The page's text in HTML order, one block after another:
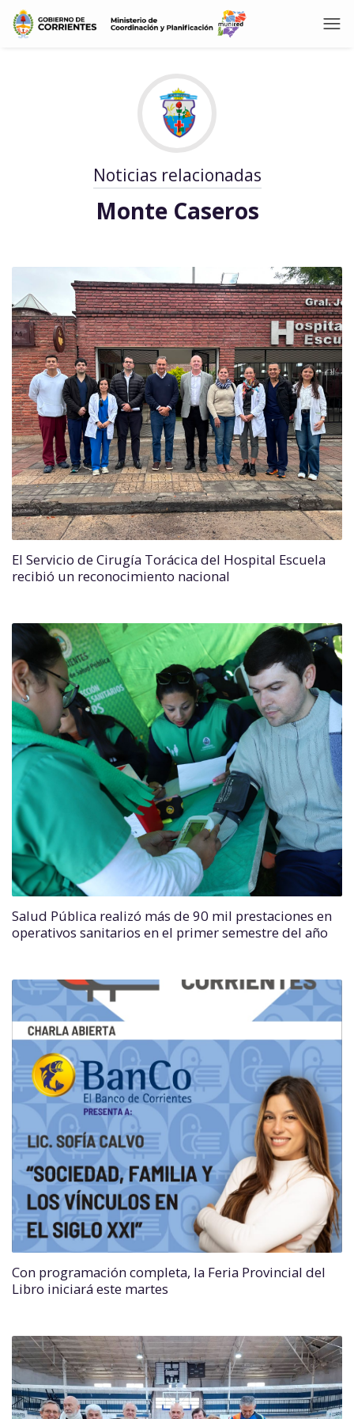
Noticias relacionadas
Monte Caseros
El Servicio de Cirugía Torácica del Hospital Escuela
recibió un reconocimiento nacional
Salud Pública realizó más de 90 mil prestaciones en
operativos sanitarios en el primer semestre del año
Con programación completa, la Feria Provincial del
Libro iniciará este martes